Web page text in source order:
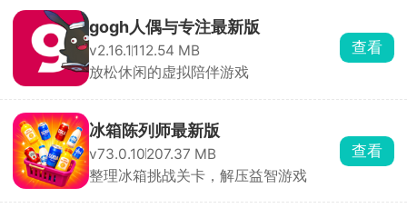
gogh人偶与专注最新版
v2.16.1 112.54 MB
放松休闲的虚拟陪伴游戏
查看
冰箱陈列师最新版
v73.0.10207.37 MB
整理冰箱挑战关卡，解压益智游戏
查看